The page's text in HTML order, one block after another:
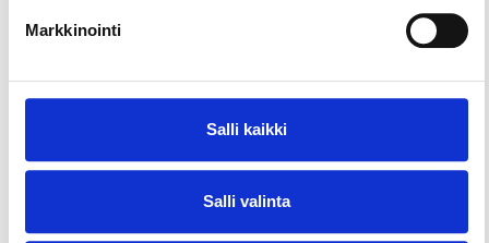
Markkinointi
Salli kaikki
Salli valinta